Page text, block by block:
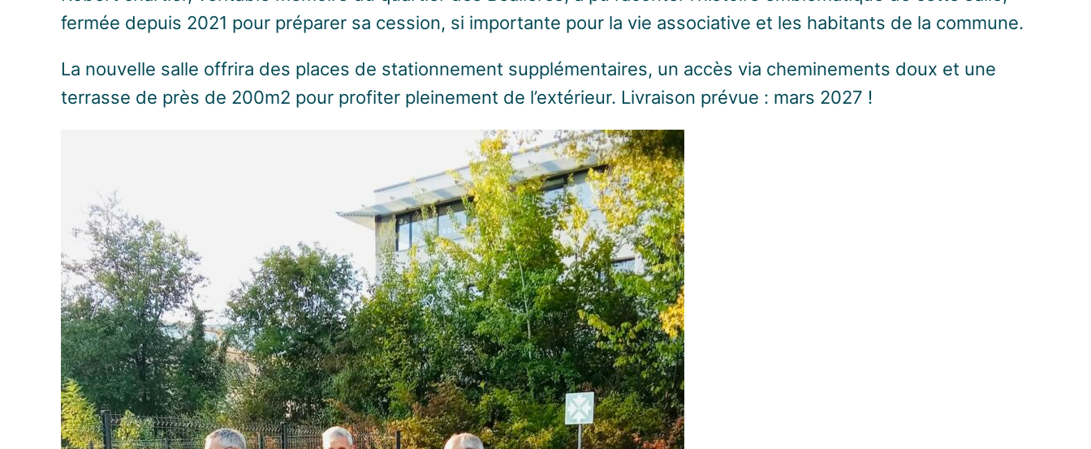
fermée depuis 2021 pour préparer sa cession, si importante pour la vie associative et les habitants de la commune.
La nouvelle salle offrira des places de stationnement supplémentaires, un accès via cheminements doux et une
terrasse de près de 200m2 pour profiter pleinement de l’extérieur. Livraison prévue : mars 2027 !